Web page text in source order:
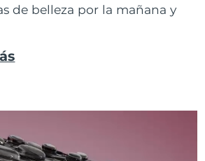
de belleza por la mañana y